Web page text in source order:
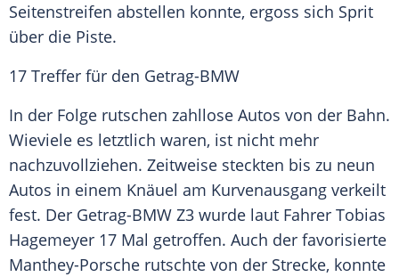
Seitenstreifen abstellen konnte, ergoss sich Sprit
über die Piste.
17 Treffer für den Getrag-BMW
In der Folge rutschen zahllose Autos von der Bahn.
Wieviele es letztlich waren, ist nicht mehr
nachzuvollziehen. Zeitweise steckten bis zu neun
Autos in einem Knäuel am Kurvenausgang verkeilt
fest. Der Getrag-BMW Z3 wurde laut Fahrer Tobias
Hagemeyer 17 Mal getroffen. Auch der favorisierte
Manthey-Porsche rutschte von der Strecke, konnte